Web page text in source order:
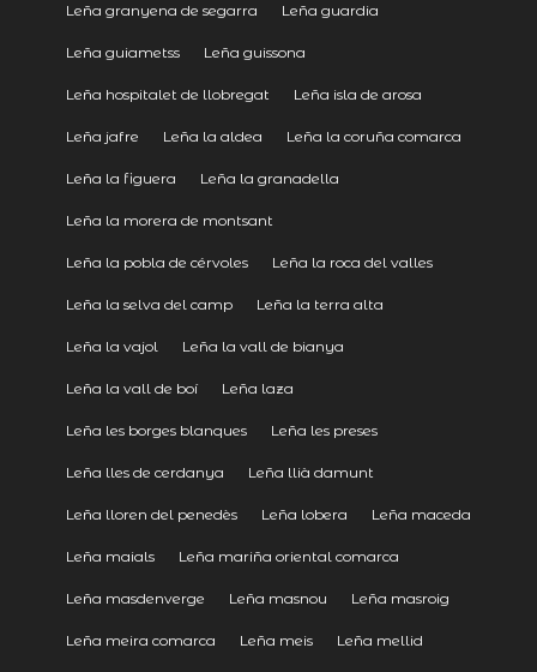
Leña granyena de segarra Leña guardia
Leña guiametss Leña guissona
Leña hospitalet de llobregat Leña isla de arosa
Leña jafre Leña la aldea Leña la coruña comarca
Leña la figuera Leña la granadella
Leña la morera de montsant
Leña la pobla de cérvoles Leña la roca del valles
Leña la selva del camp Leña la terra alta
Leña la vajol Leña la vall de bianya
Leña la vall de boí Leña laza
Leña les borges blanques Leña les preses
Leña lles de cerdanya Leña llià damunt
Leña lloren del penedès Leña lobera Leña maceda
Leña maials Leña mariña oriental comarca
Leña masdenverge Leña masnou Leña masroig
Leña meira comarca Leña meis Leña mellid